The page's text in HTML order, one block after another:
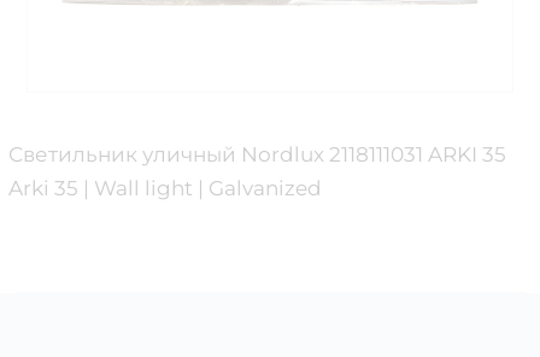
Светильник уличный Nordlux 2118111031 ARKI 35
Arki 35 | Wall light | Galvanized